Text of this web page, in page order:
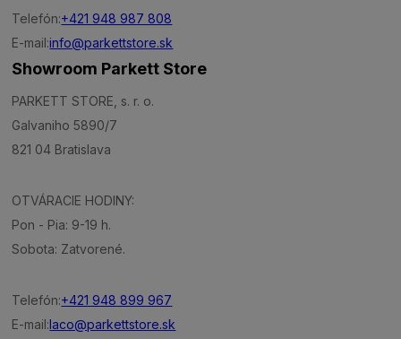
Telefón:+421 948 987 808
E-mail:info@parkettstore.sk
Showroom Parkett Store
PARKETT STORE, s. r. o.
Galvaniho 5890/7
821 04 Bratislava
OTVÁRACIE HODINY:
Pon - Pia: 9-19 h.
Sobota: Zatvorené.
Telefón:+421 948 899 967
E-mail:laco@parkettstore.sk